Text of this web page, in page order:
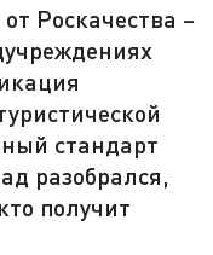
Роскачества –
стандарт
разобрался,
получит